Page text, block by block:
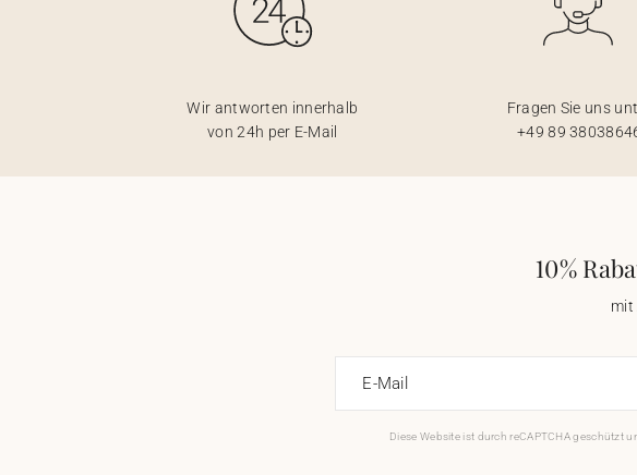
Wir antworten innerhalb
von 24h per E-Mail
Fragen Sie uns
+49 89
10%
mit
E-Mail
Diese Website ist durch reCAPTCHA geschützt